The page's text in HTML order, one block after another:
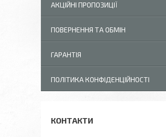
АКЦІЙНІ ПРОПОЗИЦІЇ
ПОВЕРНЕННЯ ТА ОБМІН
ГАРАНТІЯ
ПОЛІТИКА КОНФІДЕНЦІЙНОСТІ
КОНТАКТИ